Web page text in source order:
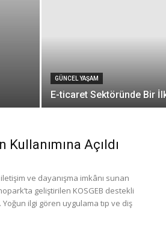
GÜNCEL YAŞAM
E-ticaret Sektöründe Bir
Açıldı
ve dayanışma imkânı sunan
geliştirilen KOSGEB destekli
ilgi gören uygulama tıp ve diş